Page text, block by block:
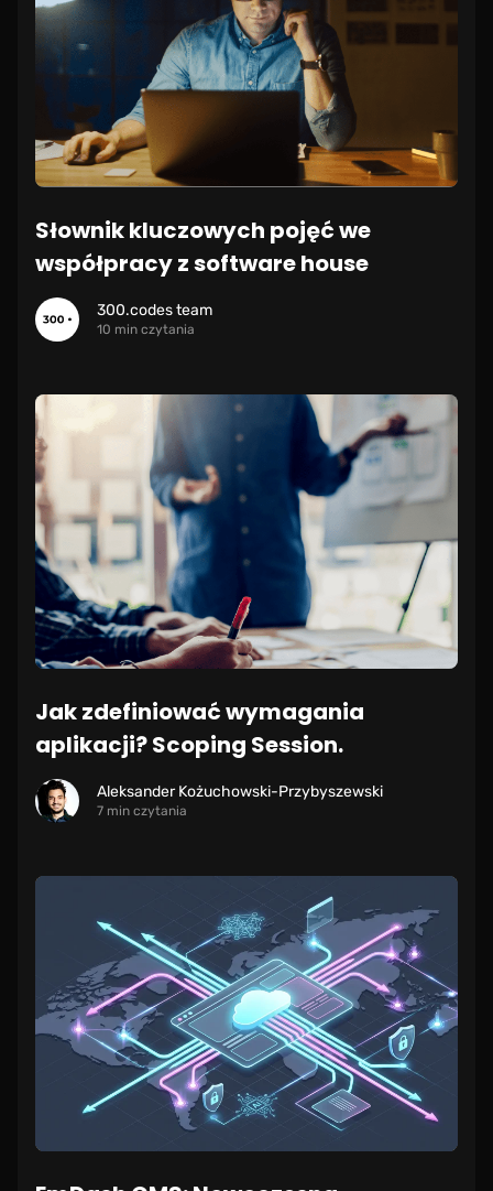
Słownik kluczowych pojęć we
współpracy z software house
300.codes team
10 min czytania
Jak zdefiniować wymagania
aplikacji? Scoping Session.
Aleksander Kożuchowski-Przybyszewski
7 min czytania